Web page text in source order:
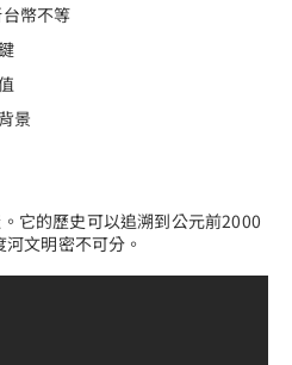
幣不等
景
它的歷史可以追溯到公元前2000
文明密不可分。